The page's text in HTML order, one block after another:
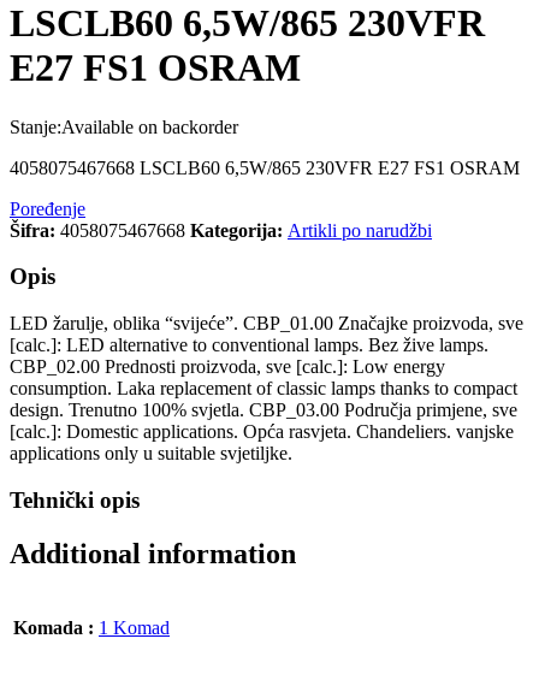
LSCLB60 6,5W/865 230VFR
E27 FS1 OSRAM
Stanje:Available on backorder
4058075467668 LSCLB60 6,5W/865 230VFR E27 FS1 OSRAM
Poređenje
Šifra: 4058075467668 Kategorija: Artikli po narudžbi
Opis
LED žarulje, oblika “svijeće”. CBP_01.00 Značajke proizvoda, sve
[calc.]: LED alternative to conventional lamps. Bez žive lamps.
CBP_02.00 Prednosti proizvoda, sve [calc.]: Low energy
consumption. Laka replacement of classic lamps thanks to compact
design. Trenutno 100% svjetla. CBP_03.00 Područja primjene, sve
[calc.]: Domestic applications. Opća rasvjeta. Chandeliers. vanjske
applications only u suitable svjetiljke.
Tehnički opis
Additional information
Komada : 1 Komad